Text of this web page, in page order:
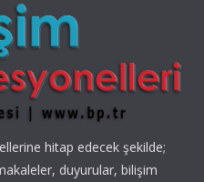
hitap edecek şekilde;
duyurular, bilişim